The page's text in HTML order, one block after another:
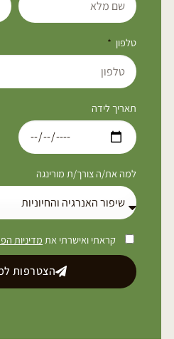
טלפון
תאריך לידה
למה את/ה צורך/ת מורינגה
קראתי ואישרתי את מדיניות
הצטרפות